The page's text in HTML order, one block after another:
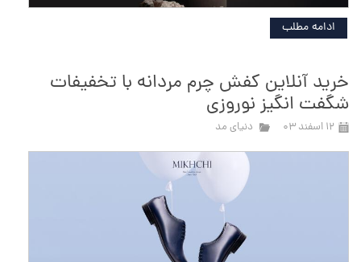
ادامه مطلب
خرید آنلاین کفش چرم مردانه با تخفیفات
شگفت انگیز نوروزی
۱۲ اسفند ۰۳ دنیای مد